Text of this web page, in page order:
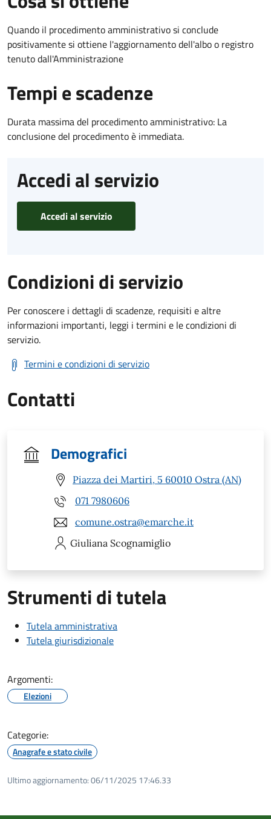
Quando il procedimento amministrativo si conclude
positivamente si ottiene l'aggiornamento dell'albo o registro
tenuto dall'Amministrazione
Tempi e scadenze
Durata massima del procedimento amministrativo: La
conclusione del procedimento è immediata.
Accedi al servizio
Accedi al servizio
Condizioni di servizio
Per conoscere i dettagli di scadenze, requisiti e altre
informazioni importanti, leggi i termini e le condizioni di
servizio.
Termini e condizioni di servizio
Contatti
Demografici
Piazza dei Martiri, 5 60010 Ostra (AN)
071 7980606
comune.ostra@emarche.it
Giuliana Scognamiglio
Strumenti di tutela
Tutela amministrativa
Tutela giurisdizionale
Argomenti:
Elezioni
Categorie:
Anagrafe e stato civile
Ultimo aggiornamento:06/11/2025 17:46.33